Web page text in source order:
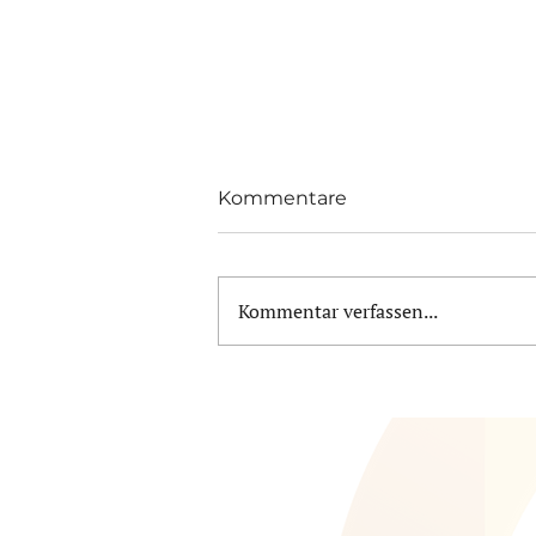
Kommentare
Kommentar verfassen...